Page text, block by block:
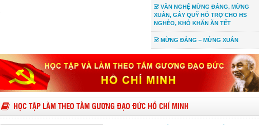
VĂN NGHỆ MỪNG ĐẢNG, MỪNG
XUÂN, GÂY QUỸ HỖ TRỢ CHO HS
NGHÈO, KHÓ KHĂN ĂN TẾT
MỪNG ĐẢNG – MỪNG XUÂN
HỌC TẬP LÀM THEO TẤM GƯƠNG ĐẠO ĐỨC HỒ CHÍ MINH